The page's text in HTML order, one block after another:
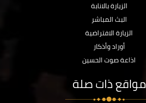
الزيارة بالانابة
البث المباشر
الزيارة الافتراضية
أوراد وأذكار
اذاعة صوت الحسين
مواقع ذات صلة